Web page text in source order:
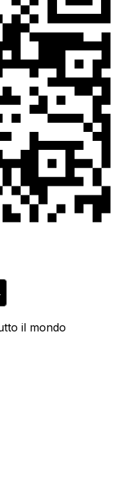
il mondo